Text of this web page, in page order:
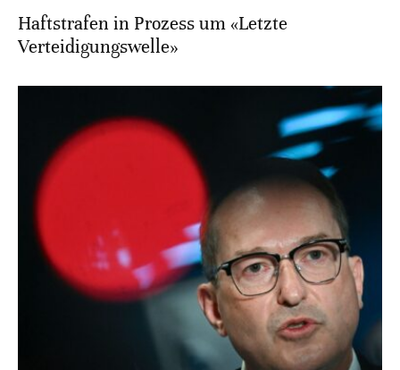
Haftstrafen in Prozess um «Letzte
Verteidigungswelle»